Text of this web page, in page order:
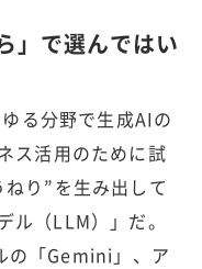
」で選んではい
る分野で生成AIの
ス活用のために試
り”を生み出して
ル（LLM）」だ。
の「Gemini」、ア